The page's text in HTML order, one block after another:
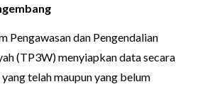
Pengawasan dan Pengendalian
(TP3W) menyiapkan data secara
telah maupun yang belum